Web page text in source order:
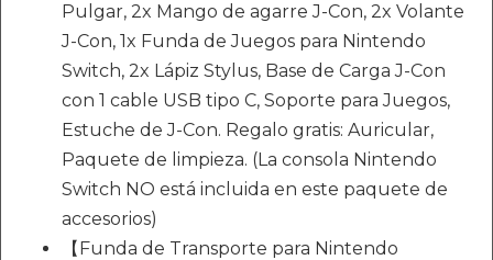
Pulgar, 2x Mango de agarre J-Con, 2x Volante
J-Con, 1x Funda de Juegos para Nintendo
Switch, 2x Lápiz Stylus, Base de Carga J-Con
con 1 cable USB tipo C, Soporte para Juegos,
Estuche de J-Con. Regalo gratis: Auricular,
Paquete de limpieza. (La consola Nintendo
Switch NO está incluida en este paquete de
accesorios)
【Funda de Transporte para Nintendo